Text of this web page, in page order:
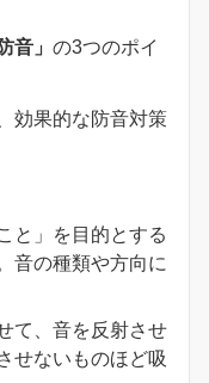
音」 の3つのポイ
効果的な防音対策
と」を目的とする
音の種類や方向に
て、音を反射させ
せないものほど吸